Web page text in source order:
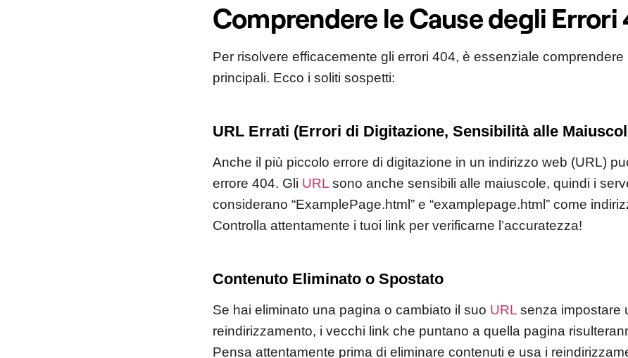
Comprendere le Cause degli
Per risolvere efficacemente gli errori 404, è essenziale comprendere
principali. Ecco i soliti sospetti:
URL Errati (Errori di Digitazione, Sensibilità alle
Anche il più piccolo errore di digitazione in un indirizzo web (URL)
errore 404. Gli URL sono anche sensibili alle maiuscole, quindi i
considerano “ExamplePage.html” e “examplepage.html” come
Controlla attentamente i tuoi link per verificarne l’accuratezza!
Contenuto Eliminato o Spostato
Se hai eliminato una pagina o cambiato il suo URL senza impostare
reindirizzamento, i vecchi link che puntano a quella pagina
Pensa attentamente prima di eliminare contenuti e usa i